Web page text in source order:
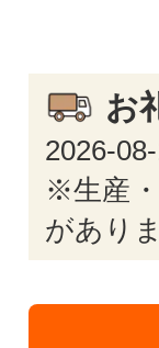
お
2026-
※生産
があり